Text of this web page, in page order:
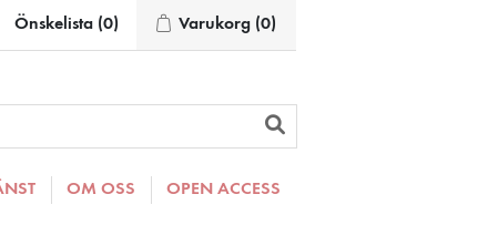
Önskelista (0) Varukorg (0)
OM OSS OPEN ACCESS